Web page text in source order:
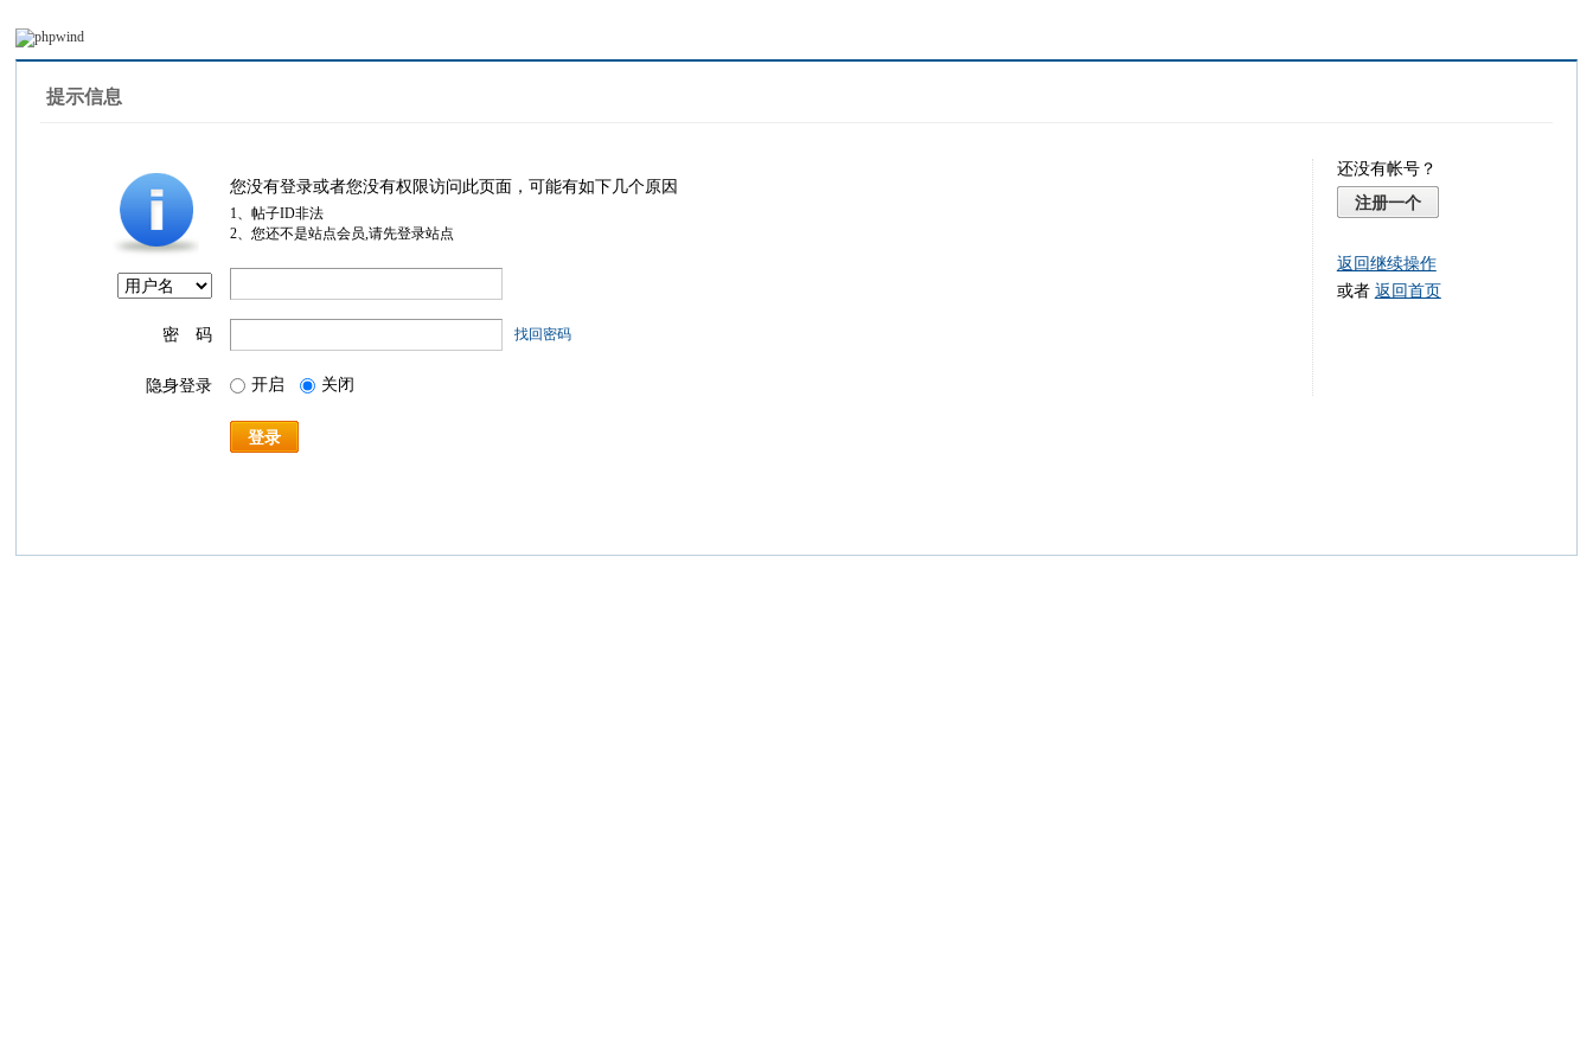
提示信息
您没有登录或者您没有权限访问此页面，可能有如下几个原因
1、帖子ID非法
2、您还不是站点会员,请先登录站点
密 码 找回密码
隐身登录 开启 关闭
登录
还没有帐号？
注册一个
返回继续操作
或者 返回首页